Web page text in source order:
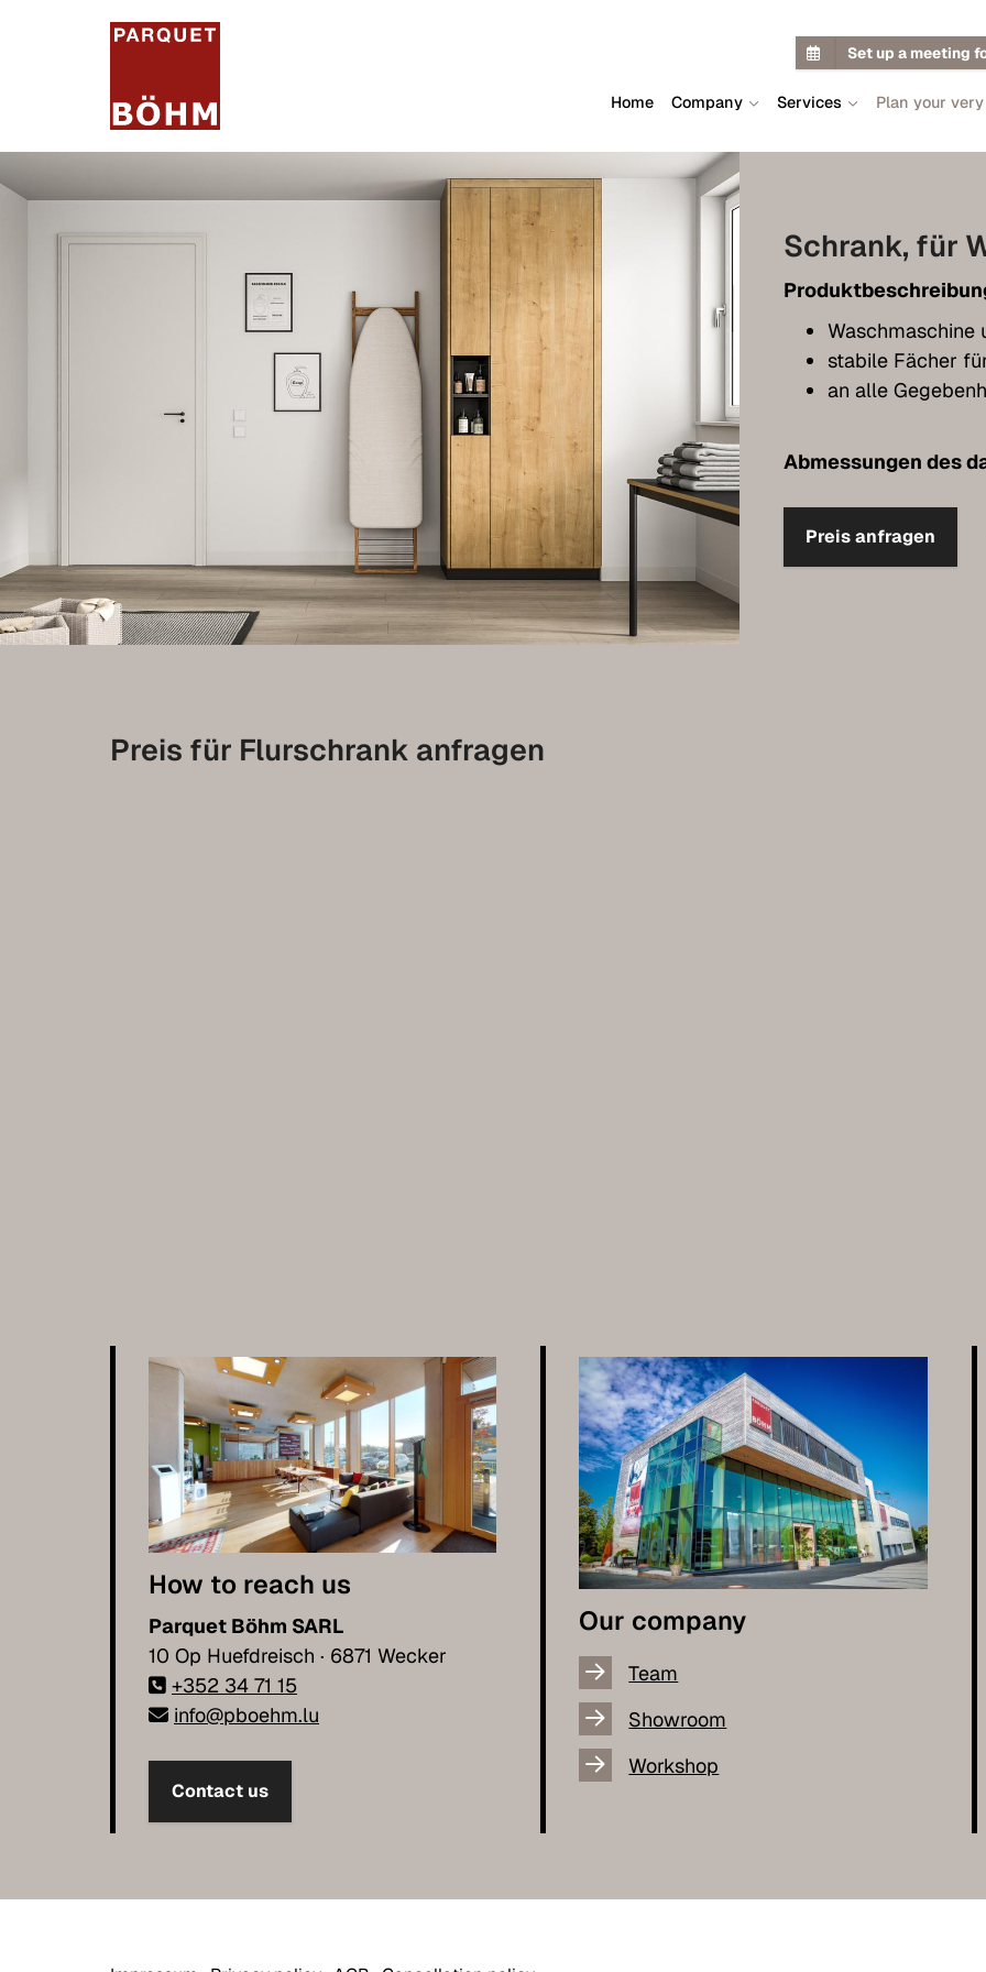
Set up a meeting
Home Company Services Plan your
Schrank, für
Waschmaschine
stabile Fächer
an alle
Abmessungen des
Preis anfragen
Preis für Flurschrank anfragen
How to reach us
Parquet Böhm SARL
10 Op Huefdreisch · 6871 Wecker
+352 34 71 15
info@pboehm.lu
Contact us
Our company
Team
Showroom
Workshop